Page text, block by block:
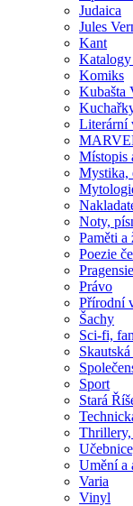
Judaica
Jules
Kant
Katalogy
Komiks
Kubašta
Literární
Místopis
Mystika,
Noty,
Paměti
Poezie
Pragensie
Právo
Přírodní
Šachy
Sci-fi,
Sport
Stará
Umění a
Varia
Vinyl